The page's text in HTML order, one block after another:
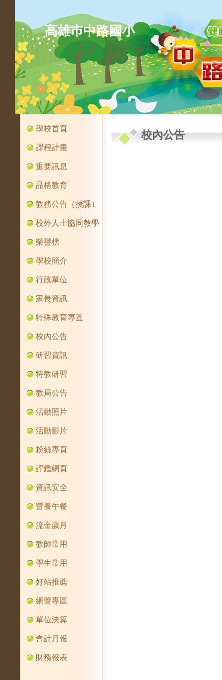
高雄巿中路國小
:::
學校首頁
課程計畫
重要訊息
品格教育
教務公告（授課）
校外人士協同教學
榮譽榜
學校簡介
行政單位
家長資訊
特殊教育專區
校內公告
研習資訊
特教研習
教局公告
活動照片
活動影片
粉絲專頁
評鑑網頁
資訊安全
營養午餐
流金歲月
教師常用
學生常用
好站推薦
網管專區
單位決算
會計月報
財務報表
:::
校內公告